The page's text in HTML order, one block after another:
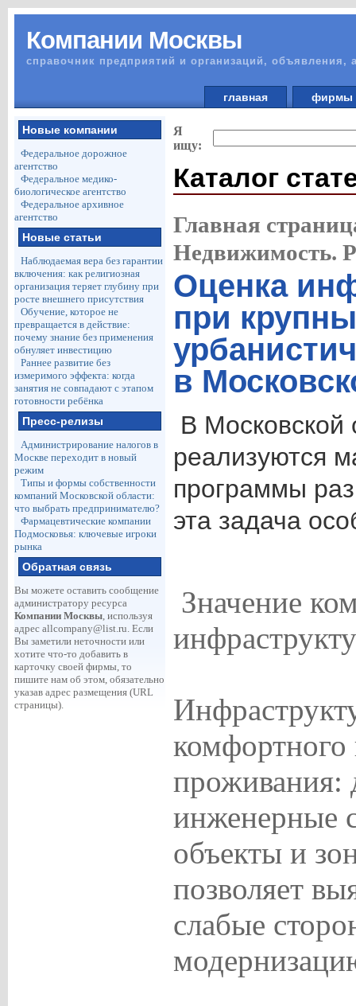
Компании Москвы
справочник предприятий и организаций, объявления,
главная
Новые компании
Федеральное дорожное
агентство
Федеральное медико-
биологическое агентство
Федеральное архивное
агентство
Новые статьи
Наблюдаемая вера без гарантии
включения: как религиозная
организация теряет глубину при
росте внешнего присутствия
Обучение, которое не
превращается в действие:
почему знание без применения
обнуляет инвестицию
Раннее развитие без
измеримого эффекта: когда
занятия не совпадают с этапом
готовности ребёнка
Пресс-релизы
Администрирование налогов в
Москве переходит в новый
режим
Типы и формы собственности
компаний Московской области:
что выбрать предпринимателю?
Фармацевтические компании
Подмосковья: ключевые игроки
рынка
Обратная связь
Вы можете оставить сообщение
администратору ресурса
Компании Москвы, используя
адрес allcompany@list.ru. Если
Вы заметили неточности или
хотите что-то добавить в
карточку своей фирмы, то
пишите нам об этом, обязательно
указав адрес размещения (URL
страницы).
Я
ищу:
Каталог
Главная
Недвижимость.
Оценка
при
в
В Московской
реализуются
программы
эта задача
Значение
комфортного
проживания:
инженерные
объекты и
позволяет
слабые